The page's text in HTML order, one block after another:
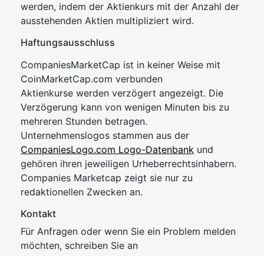
werden, indem der Aktienkurs mit der Anzahl der
ausstehenden Aktien multipliziert wird.
Haftungsausschluss
CompaniesMarketCap ist in keiner Weise mit
CoinMarketCap.com verbunden
Aktienkurse werden verzögert angezeigt. Die
Verzögerung kann von wenigen Minuten bis zu
mehreren Stunden betragen.
Unternehmenslogos stammen aus der
CompaniesLogo.com Logo-Datenbank und
gehören ihren jeweiligen Urheberrechtsinhabern.
Companies Marketcap zeigt sie nur zu
redaktionellen Zwecken an.
Kontakt
Für Anfragen oder wenn Sie ein Problem melden
möchten, schreiben Sie an